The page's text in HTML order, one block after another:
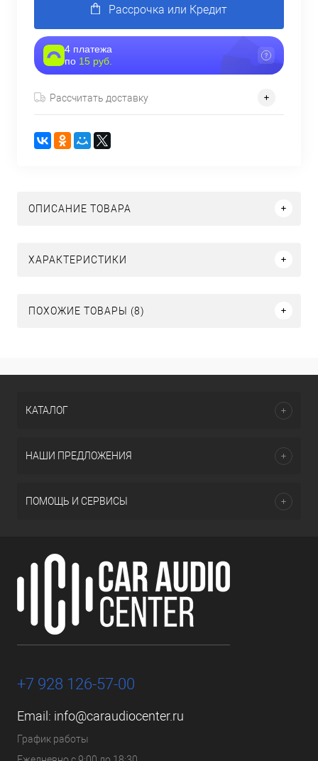
Рассрочка или Кредит
4 платежа
по 15 руб.
Рассчитать доставку
ОПИСАНИЕ ТОВАРА
ХАРАКТЕРИСТИКИ
ПОХОЖИЕ ТОВАРЫ (8)
КАТАЛОГ
НАШИ ПРЕДЛОЖЕНИЯ
ПОМОЩЬ И СЕРВИСЫ
+7 928 126-57-00
Email: info@caraudiocenter.ru
График работы